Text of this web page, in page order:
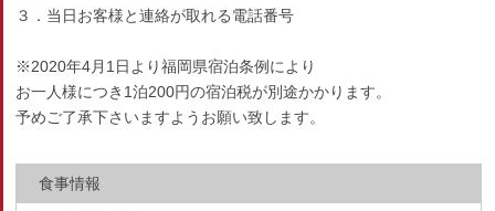
３．当日お客様と連絡が取れる電話番号
※2020年4月1日より福岡県宿泊条例により
お一人様につき1泊200円の宿泊税が別途かかります。
予めご了承下さいますようお願い致します。
食事情報